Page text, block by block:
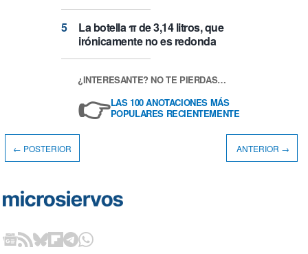
La botella π de 3,14 litros, que
irónicamente no es redonda
¿INTERESANTE? NO TE PIERDAS…
👉LAS 100 ANOTACIONES MÁS
POPULARES RECIENTEMENTE
← POSTERIOR ANTERIOR →